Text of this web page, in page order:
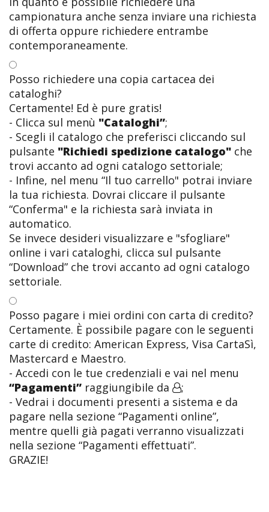
campionatura anche senza inviare una richiesta
di offerta oppure richiedere entrambe
contemporaneamente.
Posso richiedere una copia cartacea dei
cataloghi?
Certamente! Ed è pure gratis!
- Clicca sul menù "Cataloghi”;
- Scegli il catalogo che preferisci cliccando sul
pulsante "Richiedi spedizione catalogo" che
trovi accanto ad ogni catalogo settoriale;
- Infine, nel menu “Il tuo carrello" potrai inviare
la tua richiesta. Dovrai cliccare il pulsante
“Conferma" e la richiesta sarà inviata in
automatico.
Se invece desideri visualizzare e "sfogliare"
online i vari cataloghi, clicca sul pulsante
“Download” che trovi accanto ad ogni catalogo
settoriale.
Posso pagare i miei ordini con carta di credito?
Certamente. È possibile pagare con le seguenti
carte di credito: American Express, Visa CartaSì,
Mastercard e Maestro.
- Accedi con le tue credenziali e vai nel menu
“Pagamenti” raggiungibile da
;
- Vedrai i documenti presenti a sistema e da
pagare nella sezione “Pagamenti online”,
mentre quelli già pagati verranno visualizzati
nella sezione “Pagamenti effettuati”.
GRAZIE!